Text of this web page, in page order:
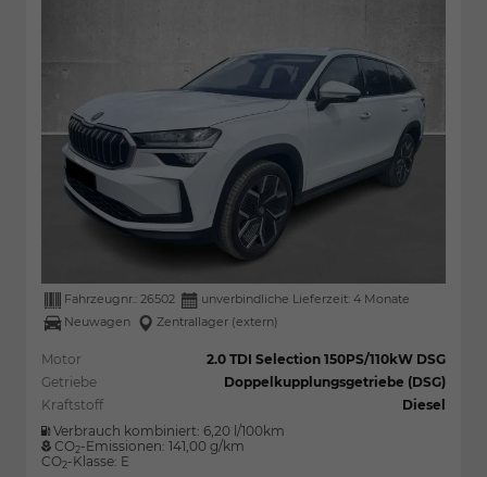
Fahrzeugnr.: 26502 unverbindliche Lieferzeit: 4 Monate
Neuwagen
Zentrallager (extern)
Motor
2.0 TDI Selection 150PS/110kW DSG
Getriebe
Doppelkupplungsgetriebe (DSG)
Kraftstoff
Diesel
Verbrauch kombiniert: 6,20 l/100km
CO2-Emissionen: 141,00 g/km
CO2-Klasse: E